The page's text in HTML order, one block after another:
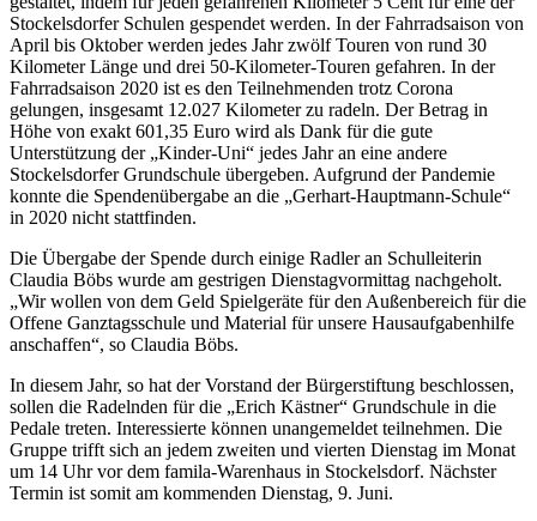
Stockelsdorfer Schulen gespendet werden. In der Fahrradsaison von
April bis Oktober werden jedes Jahr zwölf Touren von rund 30
Kilometer Länge und drei 50-Kilometer-Touren gefahren. In der
Fahrradsaison 2020 ist es den Teilnehmenden trotz Corona
gelungen, insgesamt 12.027 Kilometer zu radeln. Der Betrag in
Höhe von exakt 601,35 Euro wird als Dank für die gute
Unterstützung der „Kinder-Uni“ jedes Jahr an eine andere
Stockelsdorfer Grundschule übergeben. Aufgrund der Pandemie
konnte die Spendenübergabe an die „Gerhart-Hauptmann-Schule“
in 2020 nicht stattfinden.
Die Übergabe der Spende durch einige Radler an Schulleiterin
Claudia Böbs wurde am gestrigen Dienstagvormittag nachgeholt.
„Wir wollen von dem Geld Spielgeräte für den Außenbereich für die
Offene Ganztagsschule und Material für unsere Hausaufgabenhilfe
anschaffen“, so Claudia Böbs.
In diesem Jahr, so hat der Vorstand der Bürgerstiftung beschlossen,
sollen die Radelnden für die „Erich Kästner“ Grundschule in die
Pedale treten. Interessierte können unangemeldet teilnehmen. Die
Gruppe trifft sich an jedem zweiten und vierten Dienstag im Monat
um 14 Uhr vor dem famila-Warenhaus in Stockelsdorf. Nächster
Termin ist somit am kommenden Dienstag, 9. Juni.